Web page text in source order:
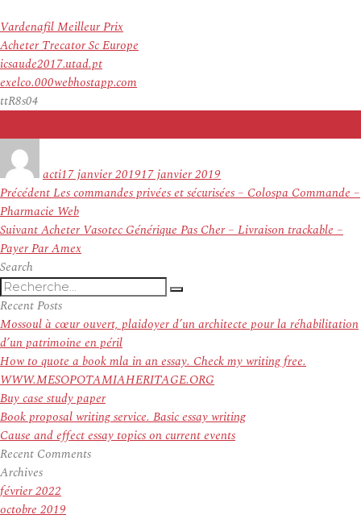
Vardenafil Meilleur Prix
Acheter Trecator Sc Europe
icsaude2017.utad.pt
exelco.000webhostapp.com
ttR8s04
actile
17 janvier 201917 janvier 2019
Navigation
de
l’article
PrécédentArticle
précédent :
Les commandes privées et sécurisées – Colospa Commande –
Pharmacie Web
SuivantArticle
suivant :
Acheter Vasotec Générique Pas Cher – Livraison trackable –
Payer Par Amex
Search
Recherche
pour
:
Recherche
Recent Posts
Mossoul à cœur ouvert, plaidoyer d’un architecte pour la réhabilitation
d’un patrimoine en péril
How to quote a book mla in an essay. Check my writing free.
WWW.MESOPOTAMIAHERITAGE.ORG
Buy case study paper
Book proposal writing service. Basic essay writing
Cause and effect essay topics on current events
Recent Comments
Archives
février 2022
octobre 2019